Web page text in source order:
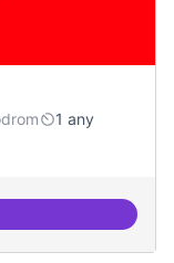
1 any
i governança